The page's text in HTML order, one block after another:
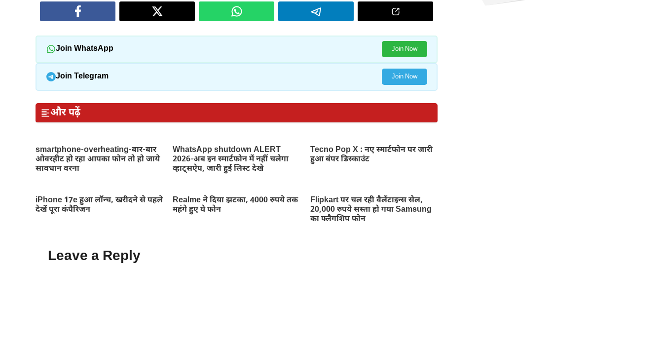
Join WhatsApp Join Now
Join Telegram Join Now
और पढ़ें
smartphone-overheating-बार-बार
ओवरहीट हो रहा आपका फोन तो हो जाये
सावधान वरना
WhatsApp shutdown ALERT
2026-अब इन स्मार्टफोन में नहीं चलेगा
व्हाट्सऐप, जारी हुई लिस्ट देखे
Tecno Pop X : नए स्मार्टफोन पर जारी
हुआ बंपर डिस्काउंट
iPhone 17e हुआ लॉन्च, खरीदने से पहले
देखें पूरा कंपैरिजन
Realme ने दिया झटका, 4000 रुपये तक
महंगे हुए ये फोन
Flipkart पर चल रही वैलेंटाइन्स सेल,
20,000 रुपये सस्ता हो गया Samsung
का फ्लैगशिप फोन
Leave a Reply